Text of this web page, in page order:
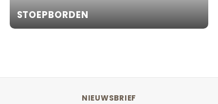
STOEPBORDEN
NIEUWSBRIEF